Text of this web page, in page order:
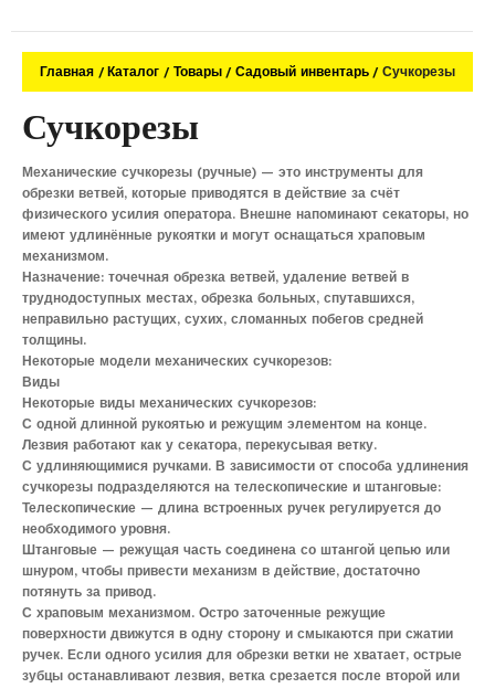
Главная Каталог Товары Садовый инвентарь Сучкорезы
Сучкорезы
Механические сучкорезы (ручные) — это инструменты для
обрезки ветвей, которые приводятся в действие за счёт
физического усилия оператора. Внешне напоминают секаторы, но
имеют удлинённые рукоятки и могут оснащаться храповым
механизмом.
Назначение: точечная обрезка ветвей, удаление ветвей в
труднодоступных местах, обрезка больных, спутавшихся,
неправильно растущих, сухих, сломанных побегов средней
толщины.
Некоторые модели механических сучкорезов:
Виды
Некоторые виды механических сучкорезов:
С одной длинной рукоятью и режущим элементом на конце.
Лезвия работают как у секатора, перекусывая ветку.
С удлиняющимися ручками. В зависимости от способа удлинения
сучкорезы подразделяются на телескопические и штанговые:
Телескопические — длина встроенных ручек регулируется до
необходимого уровня.
Штанговые — режущая часть соединена со штангой цепью или
шнуром, чтобы привести механизм в действие, достаточно
потянуть за привод.
С храповым механизмом. Остро заточенные режущие
поверхности движутся в одну сторону и смыкаются при сжатии
ручек. Если одного усилия для обрезки ветки не хватает, острые
зубцы останавливают лезвия, ветка срезается после второй или